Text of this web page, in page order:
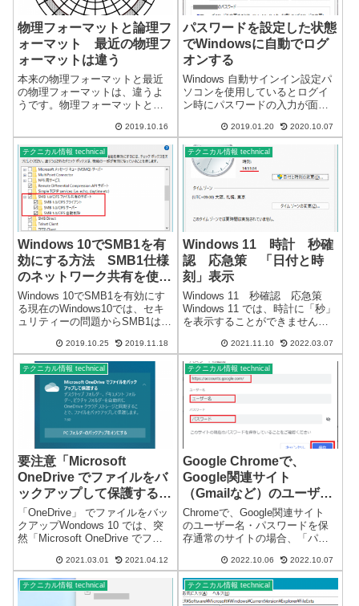
物理フォーマットと論理フ
ォーマット 最近の物理フ
ォーマットは違う
本来の物理フォーマットと最近
の物理フォーマットは、違うよ
うです。物理フォーマットと論
物理フォーマットとは、トラッ
クやセクタの初期化を行うこと
であり、論理フォーマットと
は、ファイルシステムの初期化
や再処理を行うこと...
2019.10.16
パスワードを設定した状態
でWindowsに自動でログ
オンする
Windows 自動サインイン設定パ
ソコンを使用しているとログイ
ン時にパスワードの入力が面倒
ことがあると思います。セキュ
リティー上、パスワードは何か
と必要になるのでなるべくパス
ワードを設定することをおスス
2019.01.20 2020.10.07
テクニカル情報 technical
Windows 10でSMB1を有
効にする方法 SMB1仕様
のネットワーク共有を使用
する
Windows 10でSMB1を有効にす
る現在のWindows10では、セキ
ュリティーの問題からSMB1は使
す。古いネットワークドライブ
など、SMB1仕様のものは、規定
値では使用できません。SMB1仕
様の共有ドライ...
2019.10.25 2019.11.18
テクニカル情報 technical
Windows 11 時計 秒確
認 応急策 「日付と時
刻」表示
Windows 11 秒確認 応急策
Windows 11 では、時計に「秒」
を表示することができません。
「秒」を表示することはできま
せん。無効化されています。と
ころが、「日付と時刻」には、
これまでと同じ 秒針 の...
2021.11.10 2022.03.07
テクニカル情報 technical
要注意「Microsoft
OneDrive でファイルをバ
ックアップして保護する」
について
「OneDrive」 でファイルをバッ
クアップWondows 10 では、突
然「Microsoft OneDrive でファ
る」の催促画面が定期的に表示
されます。かなりしつこい…デ
スクトップ フォルダー、ドキュ
2021.03.01 2021.04.12
テクニカル情報 technical
Google Chromeで、
Google関連サイト
（Gmailなど）のユーザー
名・パスワードを保存する
方法
Chromeで、Google関連サイト
のユーザー名・パスワードを保
存通常のサイトの場合、「パス
る」を有効にしていれば、自動
的にパスワード保存の画面が表
示されますが、Google Chrome
では、Google関...
2022.10.06 2022.10.07
テクニカル情報 technical テクニカル情報 technical